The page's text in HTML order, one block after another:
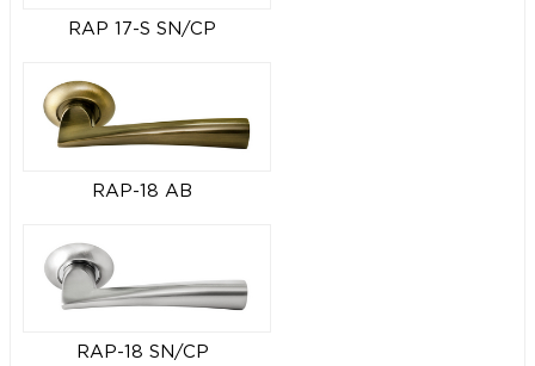
RAP 17-S SN/CP
RAP-18 AB
RAP-18 SN/CP